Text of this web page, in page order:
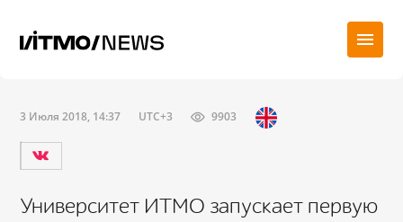
3 Июля 2018, 14:37 UTC+3 9903
Университет ИТМО запускает первую